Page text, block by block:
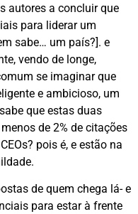
autores a concluir que
para liderar um
sabe… um país?]. e
vendo de longe,
se imaginar que
e ambicioso, um
que estas duas
de 2% de citações
pois é, e estão na
de quem chega lá- e
para estar à frente